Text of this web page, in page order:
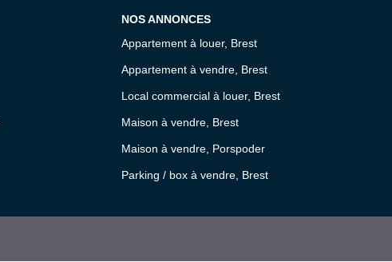
NOS ANNONCES
Appartement à louer, Brest
Appartement à vendre, Brest
Local commercial à louer, Brest
Maison à vendre, Brest
Maison à vendre, Porspoder
Parking / box à vendre, Brest